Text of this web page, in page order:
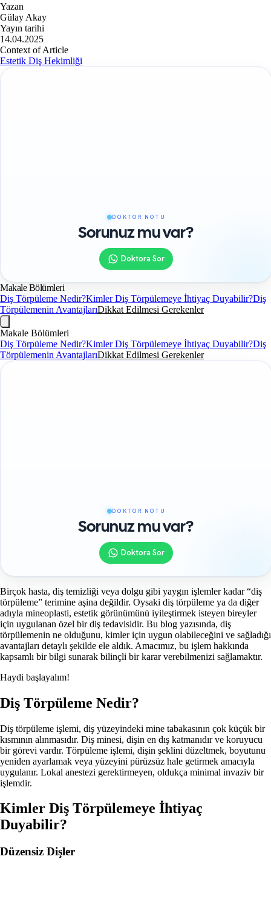
Yazan
Gülay Akay
Yayın tarihi
14.04.2025
Context of Article
Estetik Diş Hekimliği
DOKTOR NOTU
Sorunuz mu var?
Doktora Sor
Makale Bölümleri
Diş Törpüleme Nedir?Kimler Diş Törpülemeye İhtiyaç Duyabilir?Diş
Törpülemenin AvantajlarıDikkat Edilmesi Gerekenler
Makale Bölümleri
Diş Törpüleme Nedir?Kimler Diş Törpülemeye İhtiyaç Duyabilir?Diş
Törpülemenin AvantajlarıDikkat Edilmesi Gerekenler
DOKTOR NOTU
Sorunuz mu var?
Doktora Sor
Birçok hasta, diş temizliği veya dolgu gibi yaygın işlemler kadar “diş
törpüleme” terimine aşina değildir. Oysaki diş törpüleme ya da diğer
adıyla mineoplasti, estetik görünümünü iyileştirmek isteyen bireyler
için uygulanan özel bir diş tedavisidir. Bu blog yazısında, diş
törpülemenin ne olduğunu, kimler için uygun olabileceğini ve sağladığı
avantajları detaylı şekilde ele aldık. Amacımız, bu işlem hakkında
kapsamlı bir bilgi sunarak bilinçli bir karar verebilmenizi sağlamaktır.
Haydi başlayalım!
Diş Törpüleme Nedir?
Diş törpüleme işlemi, diş yüzeyindeki mine tabakasının çok küçük bir
kısmının alınmasıdır. Diş minesi, dişin en dış katmanıdır ve koruyucu
bir görevi vardır. Törpüleme işlemi, dişin şeklini düzeltmek, boyutunu
yeniden ayarlamak veya yüzeyini pürüzsüz hale getirmek amacıyla
uygulanır. Lokal anestezi gerektirmeyen, oldukça minimal invaziv bir
işlemdir.
Kimler Diş Törpülemeye İhtiyaç
Duyabilir?
Düzensiz Dişler